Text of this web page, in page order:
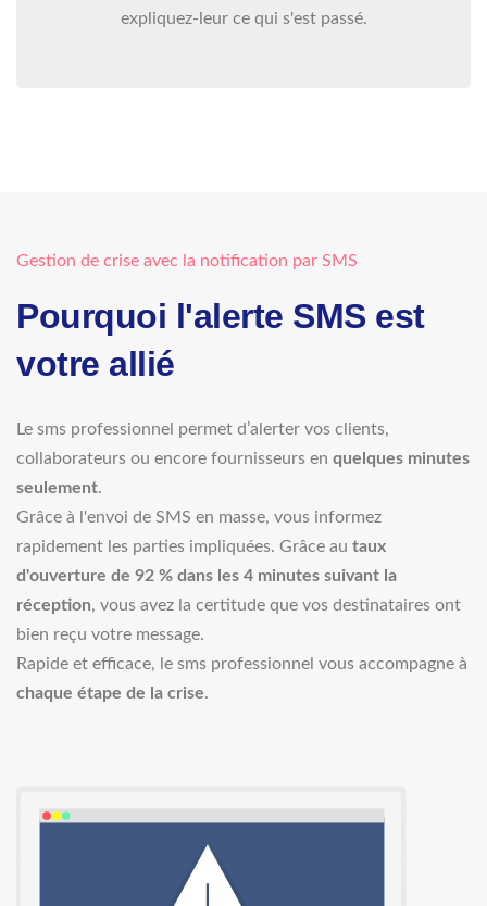
expliquez-leur ce qui s'est passé.
Gestion de crise avec la notification par SMS
Pourquoi l'alerte SMS est
votre allié
Le sms professionnel permet d’alerter vos clients,
collaborateurs ou encore fournisseurs en quelques minutes
seulement.
Grâce à l'envoi de SMS en masse, vous informez
rapidement les parties impliquées. Grâce au taux
d'ouverture de 92 % dans les 4 minutes suivant la
réception, vous avez la certitude que vos destinataires ont
bien reçu votre message.
Rapide et efficace, le sms professionnel vous accompagne à
chaque étape de la crise.